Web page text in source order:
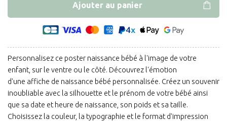
Ajouter au panier
Personnalisez ce poster naissance bébé à l'image de votre
enfant, sur le ventre ou le côté. Découvrez l'émotion
d'une affiche de naissance bébé personnalisée. Créez un souvenir
inoubliable avec la silhouette et le prénom de votre bébé ainsi
que sa date et heure de naissance, son poids et sa taille.
Choisissez la couleur, la typographie et le format d'impression